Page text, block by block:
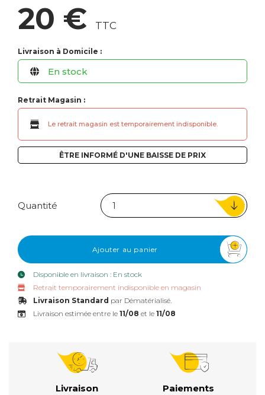
20 € TTC
Livraison à Domicile :
En stock
Retrait Magasin :
Le retrait magasin est temporairement indisponible.
ÊTRE INFORMÉ D'UNE BAISSE DE PRIX
Quantité
Ajouter au panier
Disponible en livraison : En stock
Retrait temporairement indisponible en magasin
Livraison Standard par Dématérialisé.
Livraison estimée entre le 11/08 et le 11/08
Livraison Paiements